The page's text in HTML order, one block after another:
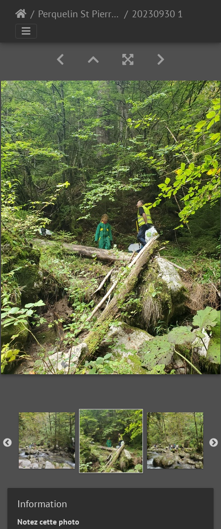
Perquelin St Pierre de Chartreuse 30-09-23 20230930 100420
Information
Notez cette photo